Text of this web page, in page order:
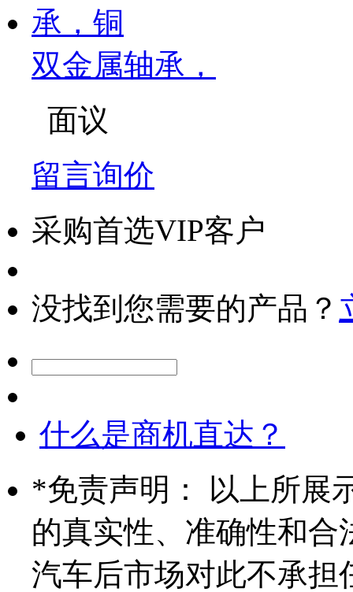
双金属轴承，
面议
留言询价
采购首选VIP客户
没找到您需要的产品？
什么是商机直达？
*免责声明： 以上所展
的真实性、准确性和合
汽车后市场对此不承担